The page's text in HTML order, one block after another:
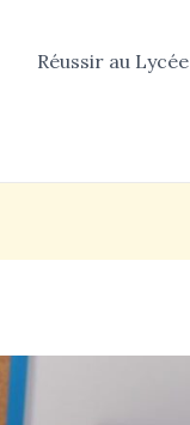
Réussir au Lycée